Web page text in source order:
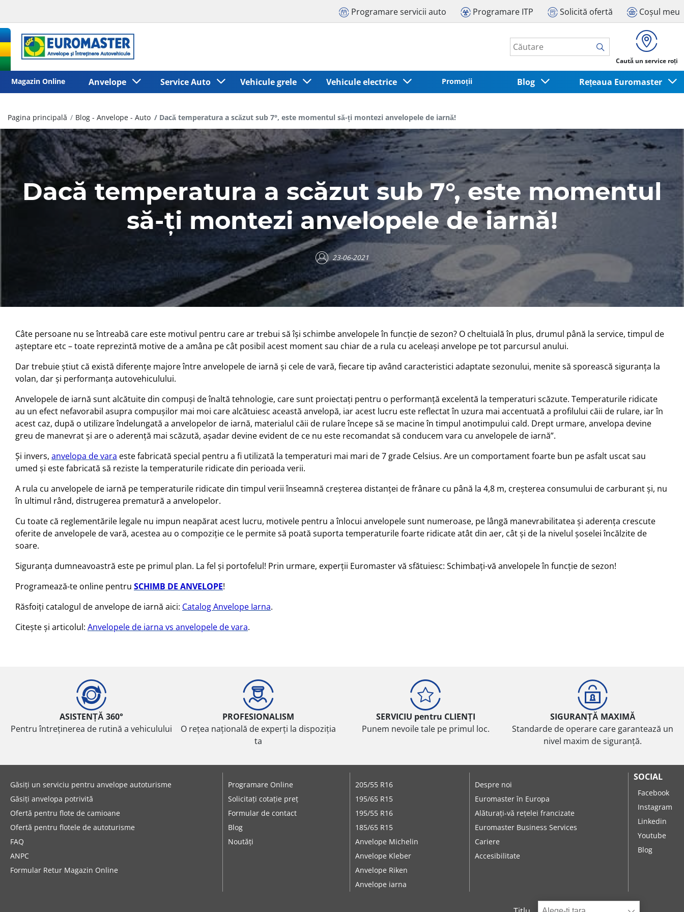
Programare servicii auto Programare ITP Solicită ofertă Coșul meu
Caută un service roți
Magazin Online Anvelope Service Auto Vehicule grele Vehicule electrice Promoții Blog Rețeaua Euromaster
Pagina principală Blog - Anvelope - Auto Dacă temperatura a scăzut sub 7°, este momentul să-ți montezi anvelopele de iarnă!
Dacă temperatura a scăzut sub 7°, este momentul
să-ți montezi anvelopele de iarnă!
23-06-2021
Câte persoane nu se întreabă care este motivul pentru care ar trebui să îşi schimbe anvelopele în funcţie de sezon? O cheltuială în plus, drumul până la service, timpul de
aşteptare etc – toate reprezintă motive de a amâna pe cât posibil acest moment sau chiar de a rula cu aceleaşi anvelope pe tot parcursul anului.
Dar trebuie ştiut că există diferenţe majore între anvelopele de iarnă şi cele de vară, fiecare tip având caracteristici adaptate sezonului, menite să sporească siguranţa la
volan, dar şi performanţa autovehiculului.
Anvelopele de iarnă sunt alcătuite din compuși de înaltă tehnologie, care sunt proiectați pentru o performanță excelentă la temperaturi scăzute. Temperaturile ridicate
au un efect nefavorabil asupra compușilor mai moi care alcătuiesc această anvelopă, iar acest lucru este reflectat în uzura mai accentuată a profilului căii de rulare, iar în
acest caz, după o utilizare îndelungată a anvelopelor de iarnă, materialul căii de rulare începe să se macine în timpul anotimpului cald. Drept urmare, anvelopa devine
greu de manevrat și are o aderență mai scăzută, așadar devine evident de ce nu este recomandat să conducem vara cu anvelopele de iarnă”.
Și invers, anvelopa de vara este fabricată special pentru a fi utilizată la temperaturi mai mari de 7 grade Celsius. Are un comportament foarte bun pe asfalt uscat sau
umed şi este fabricată să reziste la temperaturile ridicate din perioada verii.
A rula cu anvelopele de iarnă pe temperaturile ridicate din timpul verii înseamnă creşterea distanţei de frânare cu până la 4,8 m, creşterea consumului de carburant şi, nu
în ultimul rând, distrugerea prematură a anvelopelor.
Cu toate că reglementările legale nu impun neapărat acest lucru, motivele pentru a înlocui anvelopele sunt numeroase, pe lângă manevrabilitatea și aderența crescute
oferite de anvelopele de vară, acestea au o compoziție ce le permite să poată suporta temperaturile foarte ridicate atât din aer, cât și de la nivelul șoselei încălzite de
soare.
Siguranţa dumneavoastră este pe primul plan. La fel şi portofelul! Prin urmare, experţii Euromaster vă sfătuiesc: Schimbaţi-vă anvelopele în funcţie de sezon!
Programează-te online pentru SCHIMB DE ANVELOPE!
Răsfoiți catalogul de anvelope de iarnă aici: Catalog Anvelope Iarna.
Citește și articolul: Anvelopele de iarna vs anvelopele de vara.
ASISTENȚĂ 360°
Pentru întreținerea de rutină a vehiculului
PROFESIONALISM
O rețea națională de experți la dispoziția
ta
SERVICIU pentru CLIENȚI
Punem nevoile tale pe primul loc.
SIGURANȚĂ MAXIMĂ
Standarde de operare care garantează un
nivel maxim de siguranță.
Găsiți un serviciu pentru anvelope autoturisme
Găsiți anvelopa potrivită
Ofertă pentru flote de camioane
Ofertă pentru flotele de autoturisme
FAQ
ANPC
Formular Retur Magazin Online
Programare Online
Solicitați cotație preț
Formular de contact
Blog
Noutăți
205/55 R16
195/65 R15
195/55 R16
185/65 R15
Anvelope Michelin
Anvelope Kleber
Anvelope Riken
Anvelope iarna
Despre noi
Euromaster în Europa
Alăturați-vă rețelei francizate
Euromaster Business Services
Cariere
Accesibilitate
SOCIAL
Facebook
Instagram
Linkedin
Youtube
Blog